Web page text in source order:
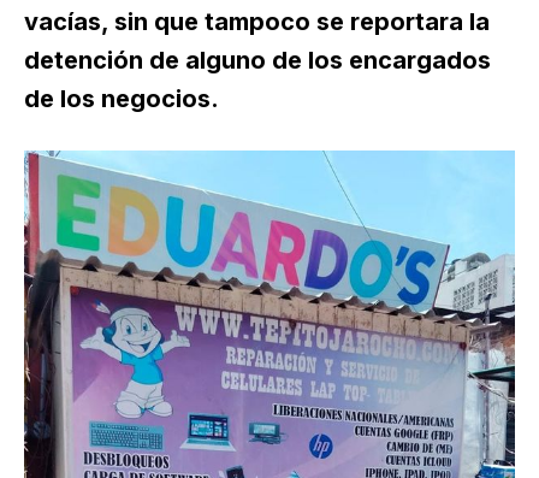
vacías, sin que tampoco se reportara la
detención de alguno de los encargados
de los negocios.